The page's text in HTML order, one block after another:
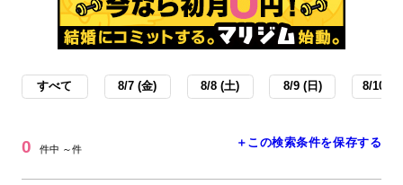
すべて 8/7 (金) 8/8 (土) 8/9 (日) 8/10 (
0 件中 ～件 ＋この検索条件を保存する